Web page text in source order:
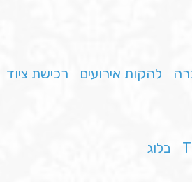
להקות אירועים רכישת ציוד
בלוג